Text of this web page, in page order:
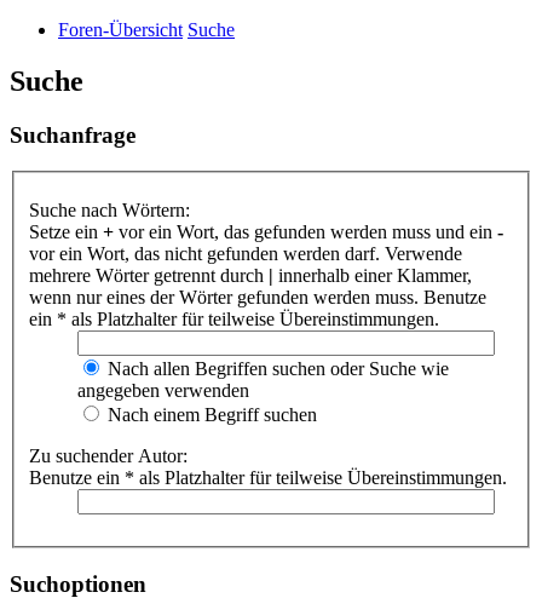
Foren-Übersicht Suche
Suche
Suchanfrage
Suche nach Wörtern:
Setze ein + vor ein Wort, das gefunden werden muss und ein -
vor ein Wort, das nicht gefunden werden darf. Verwende
mehrere Wörter getrennt durch | innerhalb einer Klammer,
wenn nur eines der Wörter gefunden werden muss. Benutze
ein * als Platzhalter für teilweise Übereinstimmungen.
Nach allen Begriffen suchen oder Suche wie
angegeben verwenden
Nach einem Begriff suchen
Zu suchender Autor:
Benutze ein * als Platzhalter für teilweise Übereinstimmungen.
Suchoptionen